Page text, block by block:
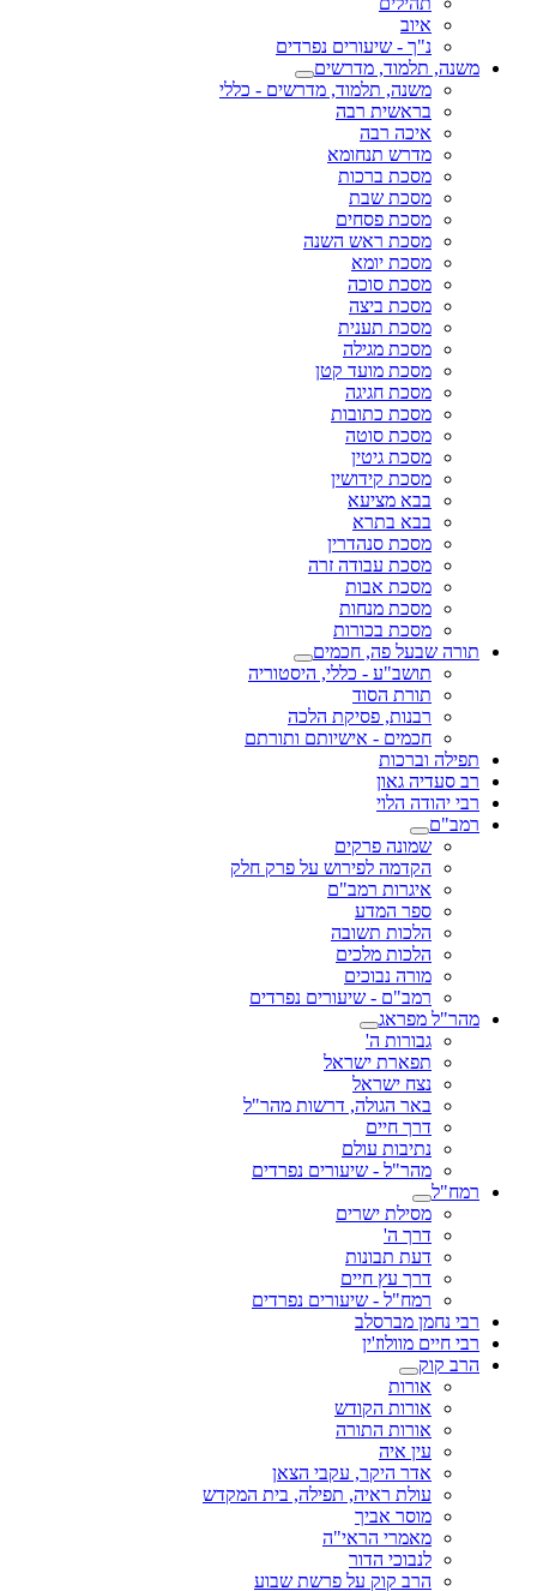
איוב
נ"ך - שיעורים נפרדים
משנה, תלמוד, מדרשים
משנה, תלמוד, מדרשים - כללי
בראשית רבה
איכה רבה
מדרש תנחומא
מסכת ברכות
מסכת שבת
מסכת פסחים
מסכת ראש השנה
מסכת יומא
מסכת סוכה
מסכת ביצה
מסכת תענית
מסכת מגילה
מסכת מועד קטן
מסכת חגיגה
מסכת כתובות
מסכת סוטה
מסכת גיטין
מסכת קידושין
בבא מציעא
בבא בתרא
מסכת סנהדרין
מסכת עבודה זרה
מסכת אבות
מסכת מנחות
מסכת בכורות
תורה שבעל פה, חכמים
תושב"ע - כללי, היסטוריה
תורת הסוד
רבנות, פסיקת הלכה
חכמים - אישיותם ותורתם
תפילה וברכות
רב סעדיה גאון
רבי יהודה הלוי
רמב"ם
שמונה פרקים
הקדמה לפירוש על פרק חלק
איגרות רמב"ם
ספר המדע
הלכות תשובה
הלכות מלכים
מורה נבוכים
רמב"ם - שיעורים נפרדים
מהר"ל מפראג
גבורות ה'
תפארת ישראל
נצח ישראל
באר הגולה, דרשות מהר"ל
דרך חיים
נתיבות עולם
מהר"ל - שיעורים נפרדים
רמח"ל
מסילת ישרים
דרך ה'
דעת תבונות
דרך עץ חיים
רמח"ל - שיעורים נפרדים
רבי נחמן מברסלב
רבי חיים מוולוז'ין
הרב קוק
אורות
אורות הקודש
אורות התורה
עין איה
אדר היקר, עקבי הצאן
עולת ראיה, תפילה, בית המקדש
מוסר אביך
מאמרי הראי"ה
לנבוכי הדור
הרב קוק על פרשת שבוע